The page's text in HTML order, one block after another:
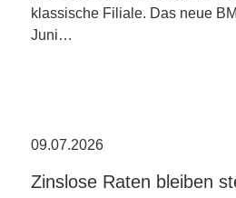
klassische Filiale. Das neue
Juni…
09.07.2026
Zinslose Raten bleiben